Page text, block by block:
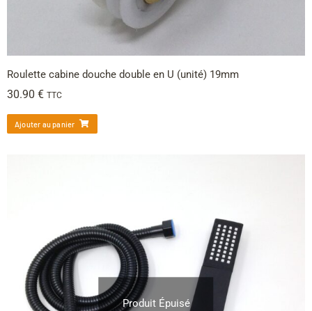
Roulette cabine douche double en U (unité) 19mm
30.90 € TTC
Ajouter au panier
Produit Épuisé